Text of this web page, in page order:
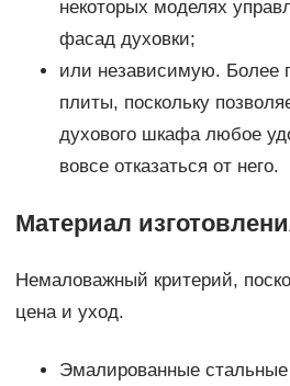
некоторых моделях
фасад духовки;
или независимую. Более
плиты, поскольку
духового шкафа любое
вовсе отказаться от него.
Материал
Немаловажный критерий,
цена и уход.
Эмалированные